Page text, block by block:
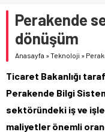
Perakende
dönüşüm
Anasayfa »Teknoloji »
Ticaret Bakanlığı
Perakende Bilgi
sektöründeki iş ve
maliyetler önemli